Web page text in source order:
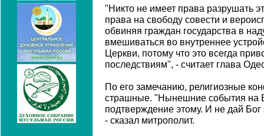
"Никто не имеет права разрушать
права на свободу совести и
обвиняя граждан государства в
вмешиваться во внутреннее
Церкви, потому что это всегда
последствиям", - считает глава
По его замечанию, религиозные
страшные. "Нынешние события на
подтверждение этому. И не дай Бог
- сказал митрополит.